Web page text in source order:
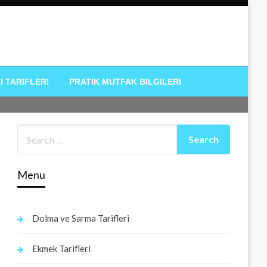
TARIFLERI PRATIK MUTFAK BILGILERI
Menu
Dolma ve Sarma Tarifleri
Ekmek Tarifleri